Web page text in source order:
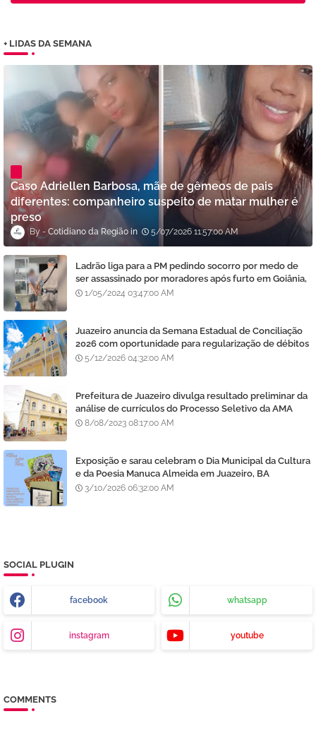
+ LIDAS DA SEMANA
Caso Adriellen Barbosa, mãe de gêmeos de pais
diferentes: companheiro suspeito de matar mulher é
preso
Cotidiano da Região 5/07/2026 11:57:00 AM
Ladrão liga para a PM pedindo socorro por medo de
ser assassinado por moradores após furto em Goiânia,
diz polícia
1/05/2024 03:47:00 AM
Juazeiro anuncia da Semana Estadual de Conciliação
2026 com oportunidade para regularização de débitos
5/12/2026 04:32:00 AM
Prefeitura de Juazeiro divulga resultado preliminar da
análise de currículos do Processo Seletivo da AMA
8/08/2023 08:17:00 AM
Exposição e sarau celebram o Dia Municipal da Cultura
e da Poesia Manuca Almeida em Juazeiro, BA
3/10/2026 06:32:00 AM
SOCIAL PLUGIN
facebook whatsapp
instagram youtube
COMMENTS